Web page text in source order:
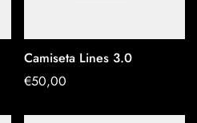
OPTIONEN
AUSWÄHLEN
Camiseta Lines 3.0
Regulärer
€50,00